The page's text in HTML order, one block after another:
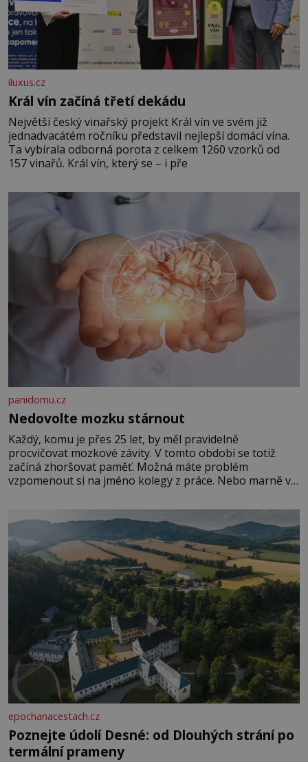
iluxus.cz
Král vín začíná třetí dekádu
Největší český vinařský projekt Král vín ve svém již
jednadvacátém ročníku představil nejlepší domácí vína.
Ta vybírala odborná porota z celkem 1260 vzorků od
157 vinařů. Král vín, který se – i pře
panidomu.cz
Nedovolte mozku stárnout
Každý, komu je přes 25 let, by měl pravidelně
procvičovat mozkové závity. V tomto období se totiž
začíná zhoršovat paměť. Možná máte problém
vzpomenout si na jméno kolegy z práce. Nebo marně v
Je to opravdu tak, s věkem jako kdyby se paměť
rozhodla stávkovat. Cvičte
epochanacestach.cz
Poznejte údolí Desné: od Dlouhých strání po
termální prameny